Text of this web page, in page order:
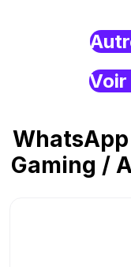
Voir
Gaming /